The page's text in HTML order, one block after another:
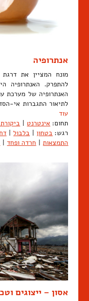
אנתרופיה
מונח המציין את
להתפרק. האנתרופיה
האנתרופיה של מערכת
לתיאור התגברות אי-
עוד
תחום: אינטרנט |
רגש: בטחון | בלבול |
התמצאות | חרדה ופחד |
אסון – ייצוגים